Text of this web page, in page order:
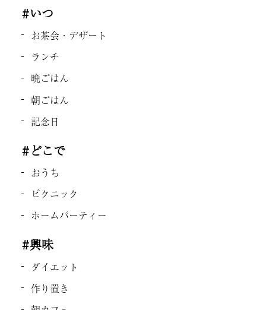
#いつ
お茶会・デザート
ランチ
晩ごはん
朝ごはん
記念日
#どこで
おうち
ピクニック
ホームパーティー
#興味
ダイエット
作り置き